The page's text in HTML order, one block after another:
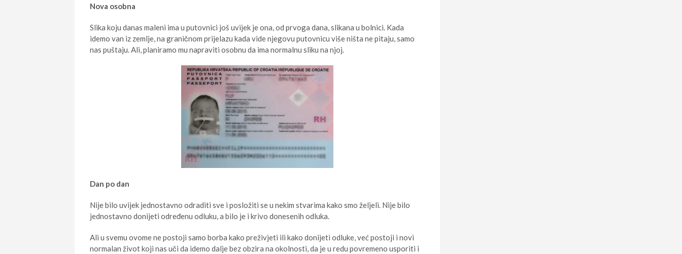
Nova osobna
Slika koju danas maleni ima u putovnici još uvijek je ona, od prvoga dana, slikana u bolnici. Kada
idemo van iz zemlje, na graničnom prijelazu kada vide njegovu putovnicu više ništa ne pitaju, samo
nas puštaju. Ali, planiramo mu napraviti osobnu da ima normalnu sliku na njoj.
Dan po dan
Nije bilo uvijek jednostavno odraditi sve i posložiti se u nekim stvarima kako smo željeli. Nije bilo
jednostavno donijeti određenu odluku, a bilo je i krivo donesenih odluka.
Ali u svemu ovome ne postoji samo borba kako preživjeti ili kako donijeti odluke, već postoji i novi
normalan život koji nas uči da idemo dalje bez obzira na okolnosti, da je u redu povremeno usporiti i